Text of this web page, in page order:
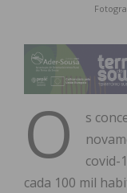
O
s
covid-
cada 100 mil